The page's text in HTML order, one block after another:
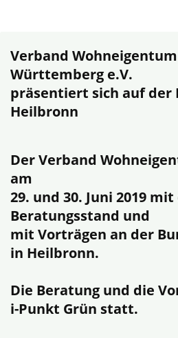
Verband
Württemberg e.V.
präsentiert sich auf der
Heilbronn
Der Verband
am
29. und 30. Juni 2019
Beratungsstand und
mit Vorträgen an der
in Heilbronn.
Die Beratung und die
i-Punkt Grün statt.